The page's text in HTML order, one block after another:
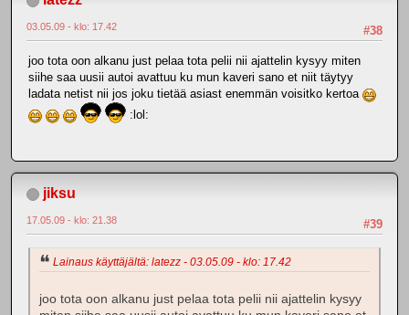
#38
03.05.09 - klo: 17.42
joo tota oon alkanu just pelaa tota pelii nii ajattelin kysyy miten
siihe saa uusii autoi avattuu ku mun kaveri sano et niit täytyy
ladata netist nii jos joku tietää asiast enemmän voisitko kertoa
:lol:
jiksu
#39
17.05.09 - klo: 21.38
Lainaus käyttäjältä: latezz - 03.05.09 - klo: 17.42
joo tota oon alkanu just pelaa tota pelii nii ajattelin kysyy